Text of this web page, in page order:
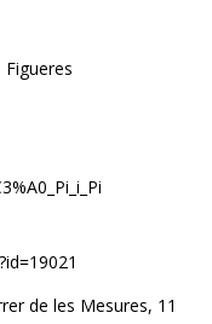
de les Mesures, 11